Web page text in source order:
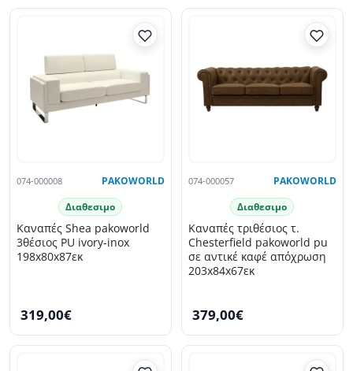
074-000008 PAKOWORLD
Διαθεσιμο
Καναπές Shea pakoworld
3θέσιος PU ivory-inox
198x80x87εκ
319,00€
074-000057 PAKOWORLD
Διαθεσιμο
Kαναπές τριθέσιος τ.
Chesterfield pakoworld pu
σε αντικέ καφέ απόχρωση
203x84x67εκ
379,00€